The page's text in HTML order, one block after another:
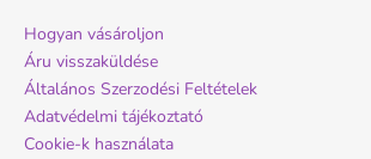
Hogyan vásároljon
Áru visszaküldése
Általános Szerzodési Feltételek
Adatvédelmi tájékoztató
Cookie-k használata